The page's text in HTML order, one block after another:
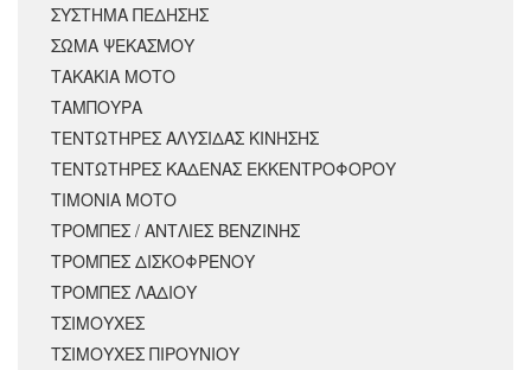
ΣΥΣΤΗΜΑ ΠΕΔΗΣΗΣ
ΣΩΜΑ ΨΕΚΑΣΜΟΥ
ΤΑΚΑΚΙΑ ΜΟΤΟ
ΤΑΜΠΟΥΡΑ
ΤΕΝΤΩΤΗΡΕΣ ΑΛΥΣΙΔΑΣ ΚΙΝΗΣΗΣ
ΤΕΝΤΩΤΗΡΕΣ ΚΑΔΕΝΑΣ ΕΚΚΕΝΤΡΟΦΟΡΟΥ
ΤΙΜΟΝΙΑ ΜΟΤΟ
ΤΡΟΜΠΕΣ / ΑΝΤΛΙΕΣ ΒΕΝΖΙΝΗΣ
ΤΡΟΜΠΕΣ ΔΙΣΚΟΦΡΕΝΟΥ
ΤΡΟΜΠΕΣ ΛΑΔΙΟΥ
ΤΣΙΜΟΥΧΕΣ
ΤΣΙΜΟΥΧΕΣ ΠΙΡΟΥΝΙΟΥ